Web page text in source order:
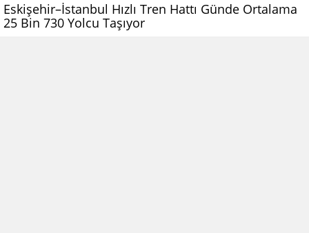
Eskişehir–İstanbul Hızlı Tren Hattı Günde Ortalama
25 Bin 730 Yolcu Taşıyor